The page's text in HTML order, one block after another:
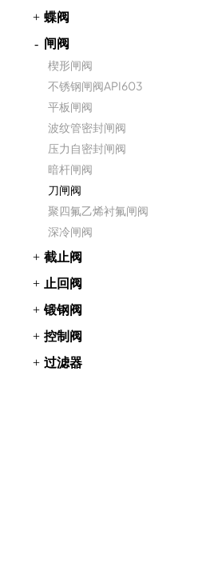
蝶阀
闸阀
楔形闸阀
不锈钢闸阀API603
平板闸阀
波纹管密封闸阀
压力自密封闸阀
暗杆闸阀
刀闸阀
聚四氟乙烯衬氟闸阀
深冷闸阀
截止阀
止回阀
锻钢阀
控制阀
过滤器